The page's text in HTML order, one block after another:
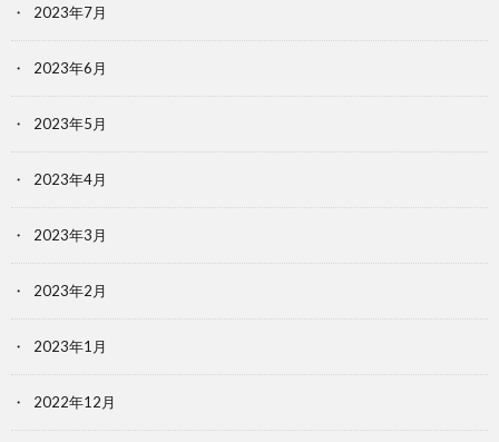
2023年7月
2023年6月
2023年5月
2023年4月
2023年3月
2023年2月
2023年1月
2022年12月